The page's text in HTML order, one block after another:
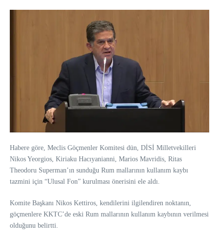
Habere göre, Meclis Göçmenler Komitesi dün, DİSİ Milletvekilleri
Nikos Yeorgios, Kiriaku Hacıyanianni, Marios Mavridis, Ritas
Theodoru Superman’ın sunduğu Rum mallarının kullanım kaybı
tazmini için “Ulusal Fon” kurulması önerisini ele aldı.
Komite Başkanı Nikos Kettiros, kendilerini ilgilendiren noktanın,
göçmenlere KKTC’de eski Rum mallarının kullanım kaybının verilmesi
olduğunu belirtti.